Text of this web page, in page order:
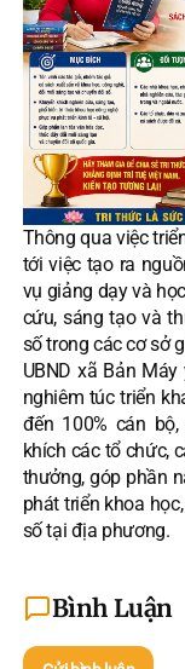
Thông qua việc
tới việc tạo ra
vụ giảng dạy và
cứu, sáng tạo và
số trong các cơ sở
UBND xã Bản
nghiêm túc triển
đến 100% cán
khích các tổ chức,
thưởng, góp phần
phát triển khoa
số tại địa phương.
Bình Luận